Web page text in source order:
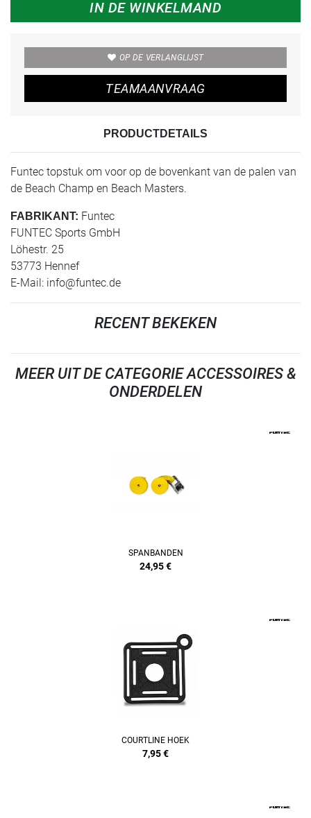
IN DE WINKELMAND
OP DE VERLANGLIJST
TEAMAANVRAAG
PRODUCTDETAILS
Funtec topstuk om voor op de bovenkant van de palen van
de Beach Champ en Beach Masters.
FABRIKANT: Funtec
FUNTEC Sports GmbH
Löhestr. 25
53773 Hennef
E-Mail: info@funtec.de
RECENT BEKEKEN
MEER UIT DE CATEGORIE ACCESSOIRES &
ONDERDELEN
SPANBANDEN
24,95€
COURTLINE HOEK
7,95€